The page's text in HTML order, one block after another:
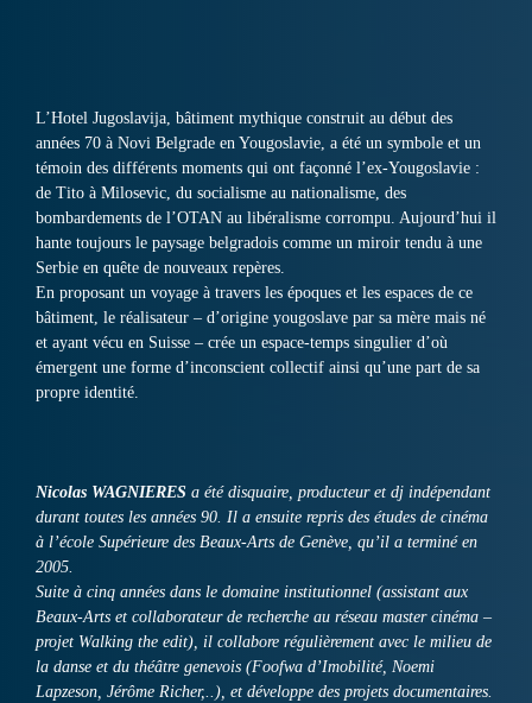
L’Hotel Jugoslavija, bâtiment mythique construit au début des
années 70 à Novi Belgrade en Yougoslavie, a été un symbole et un
témoin des différents moments qui ont façonné l’ex-Yougoslavie :
de Tito à Milosevic, du socialisme au nationalisme, des
bombardements de l’OTAN au libéralisme corrompu. Aujourd’hui il
hante toujours le paysage belgradois comme un miroir tendu à une
Serbie en quête de nouveaux repères.
En proposant un voyage à travers les époques et les espaces de ce
bâtiment, le réalisateur – d’origine yougoslave par sa mère mais né
et ayant vécu en Suisse – crée un espace-temps singulier d’où
émergent une forme d’inconscient collectif ainsi qu’une part de sa
propre identité.
Nicolas WAGNIERES a été disquaire, producteur et dj indépendant
durant toutes les années 90. Il a ensuite repris des études de cinéma
à l’école Supérieure des Beaux-Arts de Genève, qu’il a terminé en
2005.
Suite à cinq années dans le domaine institutionnel (assistant aux
Beaux-Arts et collaborateur de recherche au réseau master cinéma –
projet Walking the edit), il collabore régulièrement avec le milieu de
la danse et du théâtre genevois (Foofwa d’Imobilité, Noemi
Lapzeson, Jérôme Richer,..), et développe des projets documentaires.